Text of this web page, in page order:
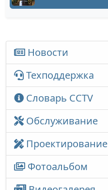
Новости
Техподдержка
Словарь CCTV
Обслуживание
Проектирование
Фотоальбом